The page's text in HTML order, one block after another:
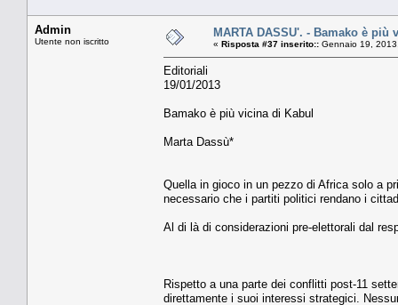
Admin
Utente non iscritto
MARTA DASSU'. - Bamako è più
« Risposta #37 inserito:: Gennaio 19,
Editoriali
19/01/2013
Bamako è più vicina di Kabul
Marta Dassù*
Quella in gioco in un pezzo di Africa solo a
necessario che i partiti politici rendano i
Al di là di considerazioni pre-elettorali dal
Rispetto a una parte dei conflitti post-11
direttamente i suoi interessi strategici.